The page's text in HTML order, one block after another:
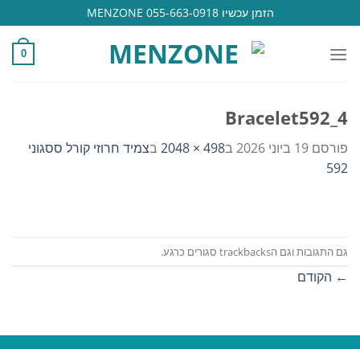
to
content
הזמן עכשיו 055-663-0918 MENZONE
0
Bracelet592_4
פורסם 19 ביוני 2026 ב498 × 2048 בצמיד חרוזי קורל ססגוני
592
גם התגובות וגם הtrackbacks סגורים כרגע.
← הקודם